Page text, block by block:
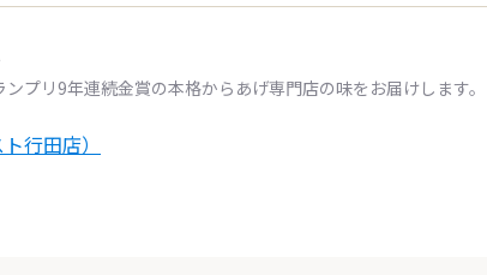
ンプリ9年連続金賞の本格からあげ専門店の味をお届けします。
行田店）